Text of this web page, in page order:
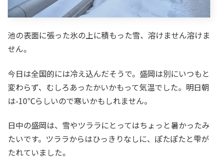
池の表面に張った氷の上に積もった雪、溶けません溶けま
せん。
今日は全国的には冷え込んだそうで。盛岡は別にいつもと
変わらず、むしろあったかいかもって気温でした。明日朝
は-10℃らしいので寒いかもしれません。
日中の盛岡は、雪やツララにとってはちょっと暑かったみ
たいです。ツララからはひっきりなしに、ぽたぽたと雫が
たれていました。